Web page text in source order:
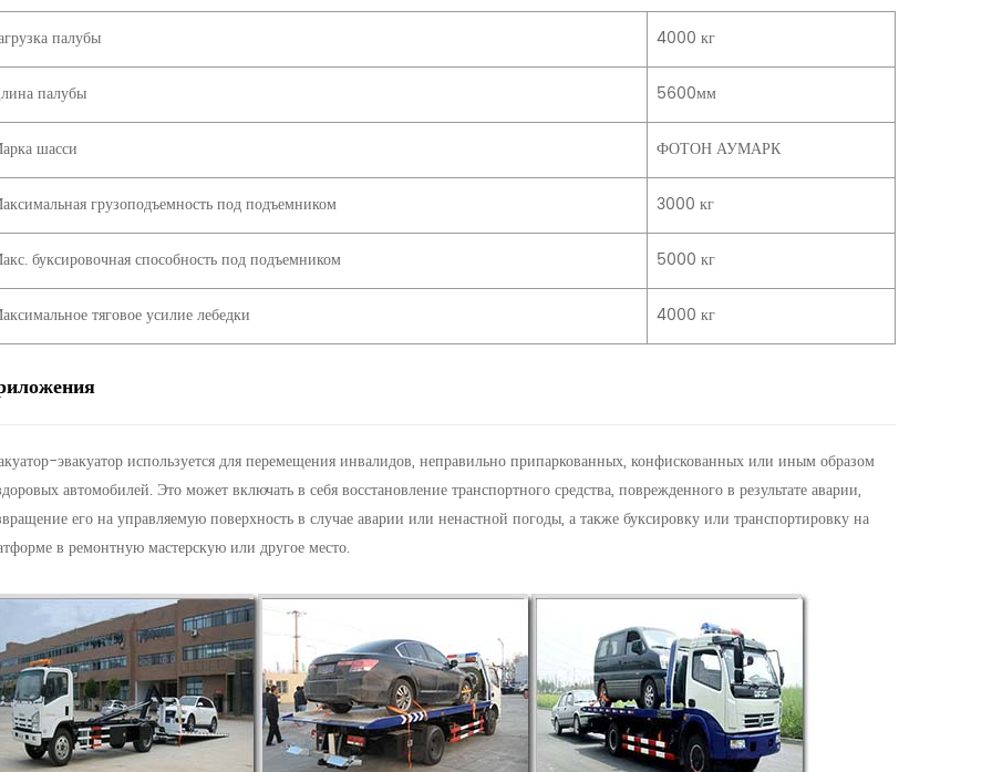
палубы 4000 кг
палубы 5600мм
шасси ФОТОН АУМАРК
грузоподъемность под подъемником 3000 кг
буксировочная способность под подъемником 5000 кг
тяговое усилие лебедки 4000 кг
эвакуатор используется для перемещения инвалидов, неправильно припаркованных, конфискованных или иным образом
автомобилей. Это может включать в себя восстановление транспортного средства, поврежденного в результате аварии,
его на управляемую поверхность в случае аварии или ненастной погоды, а также буксировку или транспортировку на
в ремонтную мастерскую или другое место.